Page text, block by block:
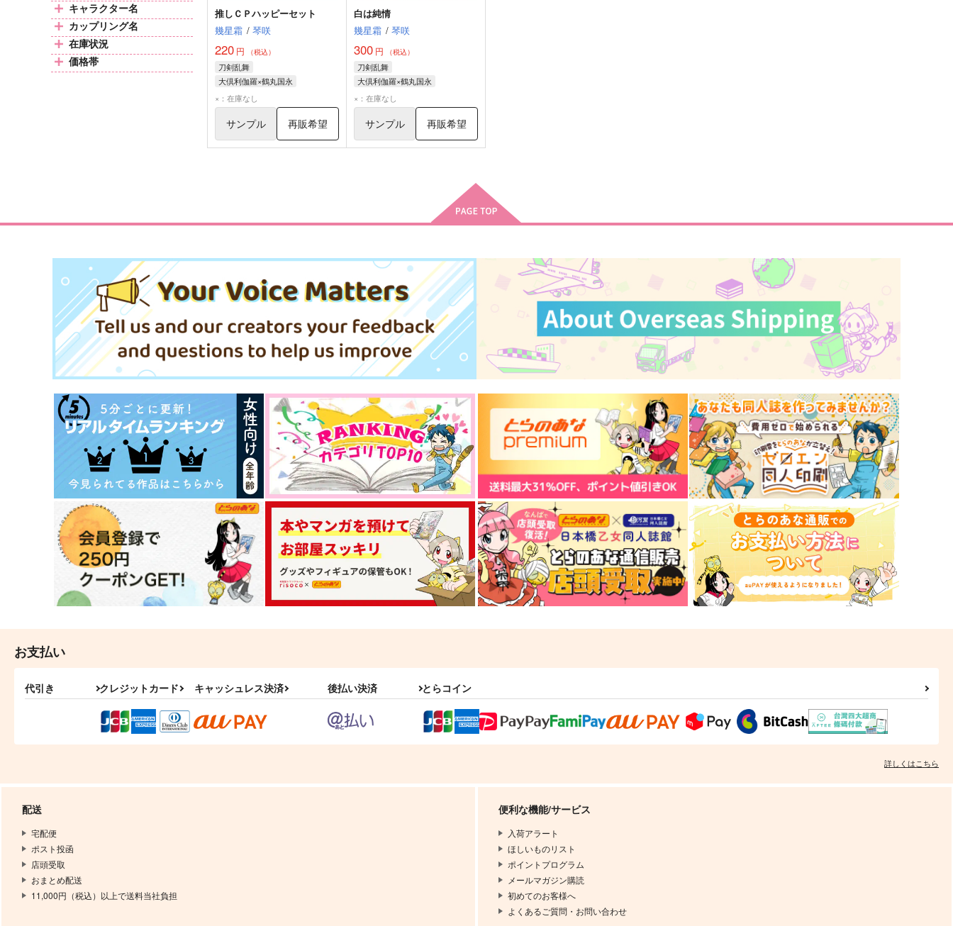
キャラクター名
カップリング名
在庫状況
価格帯
推しＣＰハッピーセット
幾星霜 / 琴咲
220 円 （税込）
刀剣乱舞
大倶利伽羅×鶴丸国永
大倶利伽羅
×：在庫なし
サンプル 再販希望
白は純情
幾星霜 / 琴咲
300円 （税込）
刀剣乱舞
大倶利伽羅×鶴丸国永
大倶利伽羅
×：在庫なし
サンプル 再販希望
お支払い
代引き クレジットカード キャッシュレス決済 後払い決済 とらコイン
詳しくはこちら
配送
宅配便
ポスト投函
店頭受取
おまとめ配送
11,000円（税込）以上で送料当社負担
便利な機能/サービス
入荷アラート
ほしいものリスト
ポイントプログラム
メールマガジン購読
初めてのお客様へ
よくあるご質問・お問い合わせ